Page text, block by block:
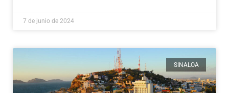
7 de junio de 2024
SINALOA